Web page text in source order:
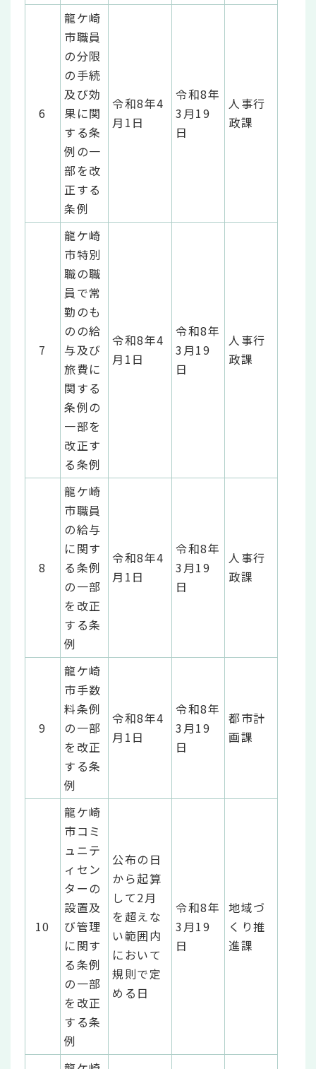
6
龍ケ崎
市職員
の分限
の手続
及び効
果に関
する条
例の一
部を改
正する
条例
令和8年4
月1日
令和8年
3月19
日
人事行
政課
7
龍ケ崎
市特別
職の職
員で常
勤のも
のの給
与及び
旅費に
関する
条例の
一部を
改正す
る条例
令和8年4
月1日
令和8年
3月19
日
人事行
政課
8
龍ケ崎
市職員
の給与
に関す
る条例
の一部
を改正
する条
例
令和8年4
月1日
令和8年
3月19
日
人事行
政課
9
龍ケ崎
市手数
料条例
の一部
を改正
する条
例
令和8年4
月1日
令和8年
3月19
日
都市計
画課
10
龍ケ崎
市コミ
ュニテ
ィセン
ターの
設置及
び管理
に関す
る条例
の一部
を改正
する条
例
公布の日
から起算
して2月
を超えな
い範囲内
において
規則で定
める日
令和8年
3月19
日
地域づ
くり推
進課